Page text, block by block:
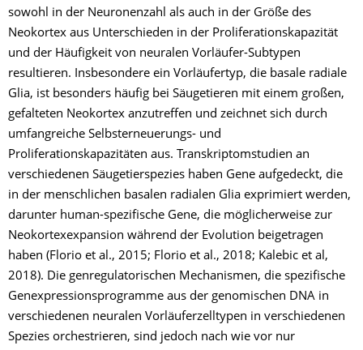
sowohl in der Neuronenzahl als auch in der Größe des
Neokortex aus Unterschieden in der Proliferationskapazität
und der Häufigkeit von neuralen Vorläufer-Subtypen
resultieren. Insbesondere ein Vorläufertyp, die basale radiale
Glia, ist besonders häufig bei Säugetieren mit einem großen,
gefalteten Neokortex anzutreffen und zeichnet sich durch
umfangreiche Selbsterneuerungs- und
Proliferationskapazitäten aus. Transkriptomstudien an
verschiedenen Säugetierspezies haben Gene aufgedeckt, die
in der menschlichen basalen radialen Glia exprimiert werden,
darunter human-spezifische Gene, die möglicherweise zur
Neokortexexpansion während der Evolution beigetragen
haben (Florio et al., 2015; Florio et al., 2018; Kalebic et al,
2018). Die genregulatorischen Mechanismen, die spezifische
Genexpressionsprogramme aus der genomischen DNA in
verschiedenen neuralen Vorläuferzelltypen in verschiedenen
Spezies orchestrieren, sind jedoch nach wie vor nur